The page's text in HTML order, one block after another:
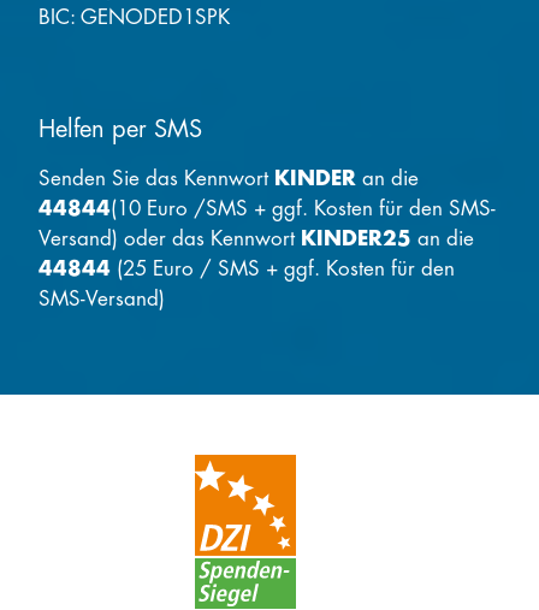
BIC: GENODED1SPK
Helfen per SMS
Senden Sie das Kennwort KINDER an die
44844(10 Euro /SMS + ggf. Kosten für den SMS-
Versand) oder das Kennwort KINDER25 an die
44844 (25 Euro / SMS + ggf. Kosten für den
SMS-Versand)